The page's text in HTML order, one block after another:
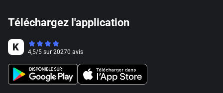
Téléchargez l'application
4,5/5 sur 20270 avis